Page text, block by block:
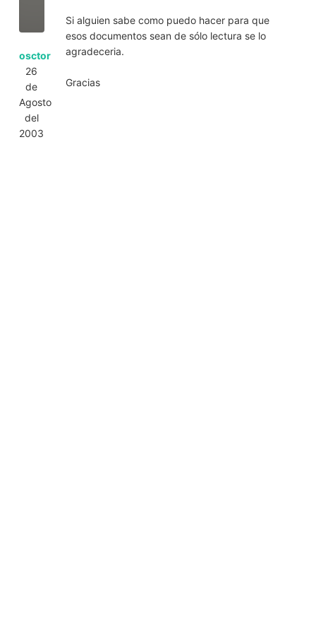
osctor
26
de
Agosto
del
2003
Si alguien sabe como puedo hacer para que
esos documentos sean de sólo lectura se lo
agradeceria.
Gracias